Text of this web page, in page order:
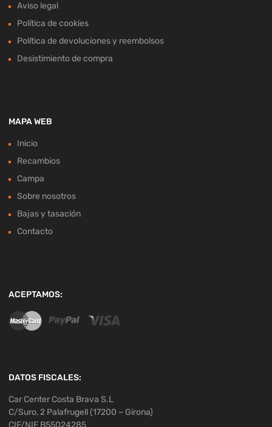
Aviso legal
Política de cookies
Política de devoluciones y reembolsos
Desistimiento de compra
MAPA WEB
Inicio
Recambios
Campa
Sobre nosotros
Bajas y tasación
Contacto
ACEPTAMOS:
DATOS FISCALES:
Car Center Costa Brava S.L
C/Suro, 2 Palafrugell (17200 – Girona)